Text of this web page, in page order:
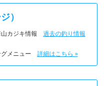
）
山カジキ情報 過去の釣り情報
グメニュー 詳細はこちら »